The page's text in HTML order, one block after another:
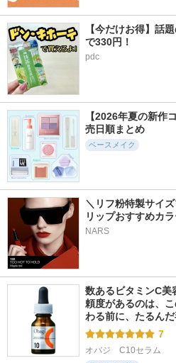
VIDIVICI
オブジェ ナチュラ
ルカバーファンデー
ション
OBgE
GLOW SKIN
V
favs
6.2
113件
プロラスティング
フィニッシュパウダ
JUNGSAEMMOOL
TAG
【今だけお得】話
で330円！
pdc
【2026年夏の新作
売日順まとめ
ベースメイク
＼リフ粉特製サイ
リップおすすめカラ
NARS
数あるビタミンC美
頼度があるのは、
わる前に、たるん
7
オバジ　C10セラム